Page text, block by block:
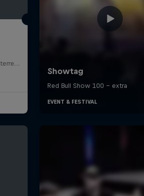
Nickelsdorf, Pannonia Fields, Österreich